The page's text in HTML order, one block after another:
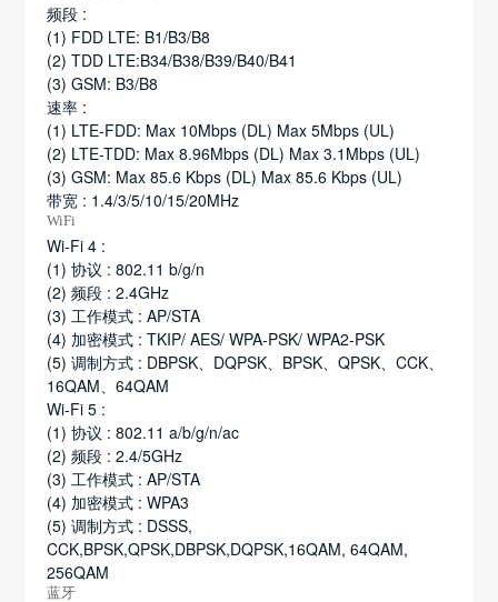
频段 :
(1) FDD LTE: B1/B3/B8
(2) TDD LTE:B34/B38/B39/B40/B41
(3) GSM: B3/B8
速率 :
(1) LTE-FDD: Max 10Mbps (DL) Max 5Mbps (UL)
(2) LTE-TDD: Max 8.96Mbps (DL) Max 3.1Mbps (UL)
(3) GSM: Max 85.6 Kbps (DL) Max 85.6 Kbps (UL)
带宽 : 1.4/3/5/10/15/20MHz
WiFi
Wi-Fi 4 :
(1) 协议 : 802.11 b/g/n
(2) 频段 : 2.4GHz
(3) 工作模式 : AP/STA
(4) 加密模式 : TKIP/ AES/ WPA-PSK/ WPA2-PSK
(5) 调制方式 : DBPSK、DQPSK、BPSK、QPSK、CCK、
16QAM、64QAM
Wi-Fi 5 :
(1) 协议 : 802.11 a/b/g/n/ac
(2) 频段 : 2.4/5GHz
(3) 工作模式 : AP/STA
(4) 加密模式 : WPA3
(5) 调制方式 : DSSS,
CCK,BPSK,QPSK,DBPSK,DQPSK,16QAM, 64QAM,
256QAM
蓝牙